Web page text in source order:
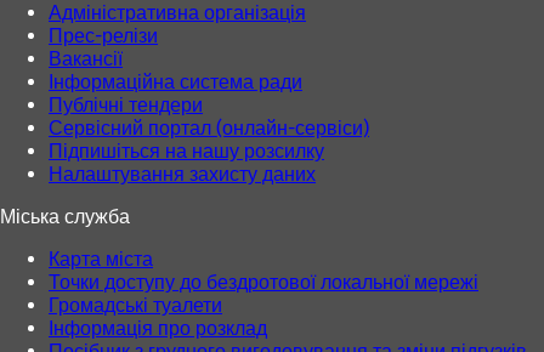
Адміністративна організація
Прес-релізи
Вакансії
Інформаційна система ради
Публічні тендери
Сервісний портал (онлайн-сервіси)
Підпишіться на нашу розсилку
Налаштування захисту даних
Міська служба
Карта міста
Точки доступу до бездротової локальної мережі
Громадські туалети
Інформація про розклад